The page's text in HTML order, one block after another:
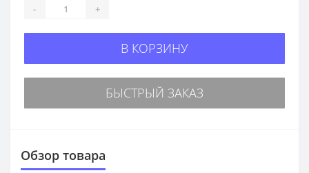
- +
В КОРЗИНУ
БЫСТРЫЙ ЗАКАЗ
Обзор товара